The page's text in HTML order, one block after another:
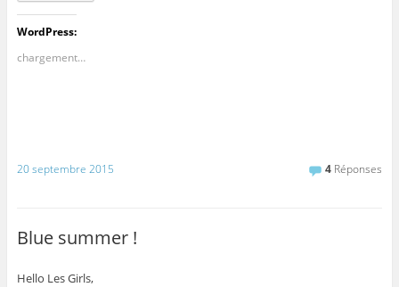
WordPress:
chargement…
20 septembre 2015 4 Réponses
Blue summer !
Hello Les Girls,